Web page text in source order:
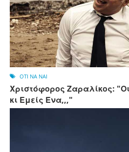
OTI NA NAI
Χριστόφορος Ζαραλίκος:
κι Εμείς Ένα,,,"